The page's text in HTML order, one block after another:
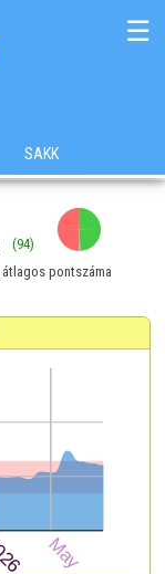
☰
SAKK
(94)
pontszáma